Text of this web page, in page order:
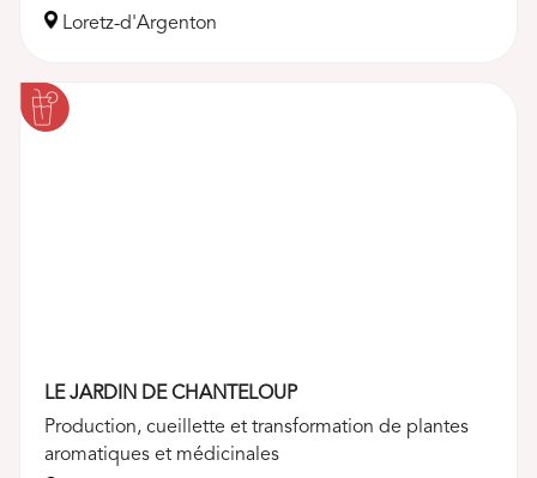
Loretz-d'Argenton
LE JARDIN DE CHANTELOUP
Production, cueillette et transformation de plantes
aromatiques et médicinales